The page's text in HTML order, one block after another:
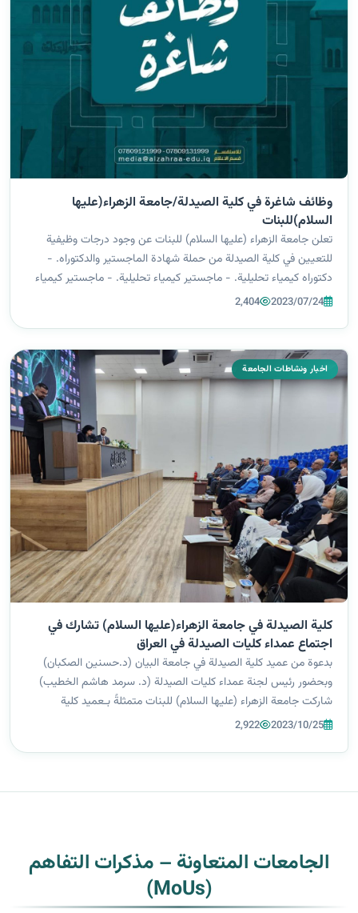
وظائف شاغرة في كلية الصيدلة/جامعة الزهراء(عليها
السلام)للبنات
تعلن جامعة الزهراء (عليها السلام) للبنات عن وجود درجات وظيفية
للتعيين في كلية الصيدلة من حملة شهادة الماجستير والدكتوراه. -
دكتوراه كيمياء تحليلية. - ماجستير كيمياء تحليلية. - ماجستير كيمياء
عضوية. - ماجستير كيمياء صيدلانية. على من تتوفر فيهم المؤهلات
2023/07/24
2,404
اخبار ونشاطات الجامعة
كلية الصيدلة في جامعة الزهراء(عليها السلام) تشارك في
اجتماع عمداء كليات الصيدلة في العراق
بدعوة من عميد كلية الصيدلة في جامعة البيان (د.حسنين الصكبان)
وبحضور رئيس لجنة عمداء كليات الصيدلة (د. سرمد هاشم الخطيب)
شاركت جامعة الزهراء (عليها السلام) للبنات متمثلةً بـعميد كلية
الصيدلة (ا.د. نور هاتف الدباغ) في اجتماع لجنة العمداء الذي اقيم في
2023/10/25
2,922
الجامعات المتعاونة – مذكرات التفاهم
(MoUs)